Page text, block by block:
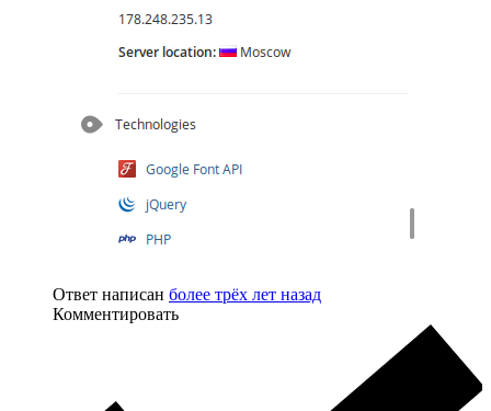
Ответ написан более трёх лет назад
Комментировать